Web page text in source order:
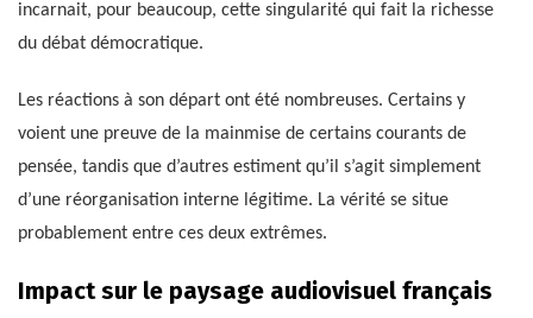
incarnait, pour beaucoup, cette singularité qui fait la richesse
du débat démocratique.
Les réactions à son départ ont été nombreuses. Certains y
voient une preuve de la mainmise de certains courants de
pensée, tandis que d’autres estiment qu’il s’agit simplement
d’une réorganisation interne légitime. La vérité se situe
probablement entre ces deux extrêmes.
Impact sur le paysage audiovisuel français